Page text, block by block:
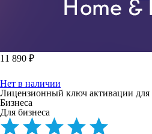
11 890 ₽
Нет в наличии
Лицензионный ключ активации
Бизнеса
Для бизнеса